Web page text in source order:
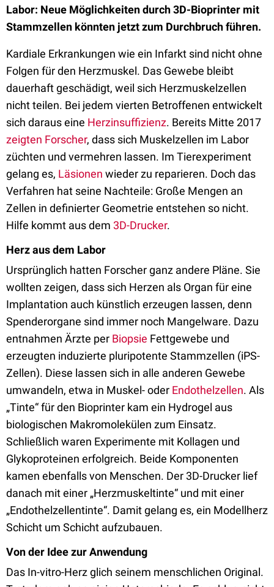
Labor: Neue Möglichkeiten durch 3D-Bioprinter mit
Stammzellen könnten jetzt zum Durchbruch führen.
Kardiale Erkrankungen wie ein Infarkt sind nicht ohne
Folgen für den Herzmuskel. Das Gewebe bleibt
dauerhaft geschädigt, weil sich Herzmuskelzellen
nicht teilen. Bei jedem vierten Betroffenen entwickelt
sich daraus eine Herzinsuffizienz. Bereits Mitte 2017
zeigten Forscher, dass sich Muskelzellen im Labor
züchten und vermehren lassen. Im Tierexperiment
gelang es, Läsionen wieder zu reparieren. Doch das
Verfahren hat seine Nachteile: Große Mengen an
Zellen in definierter Geometrie entstehen so nicht.
Hilfe kommt aus dem 3D-Drucker.
Herz aus dem Labor
Ursprünglich hatten Forscher ganz andere Pläne. Sie
wollten zeigen, dass sich Herzen als Organ für eine
Implantation auch künstlich erzeugen lassen, denn
Spenderorgane sind immer noch Mangelware. Dazu
entnahmen Ärzte per Biopsie Fettgewebe und
erzeugten induzierte pluripotente Stammzellen (iPS-
Zellen). Diese lassen sich in alle anderen Gewebe
umwandeln, etwa in Muskel- oder Endothelzellen. Als
„Tinte“ für den Bioprinter kam ein Hydrogel aus
biologischen Makromolekülen zum Einsatz.
Schließlich waren Experimente mit Kollagen und
Glykoproteinen erfolgreich. Beide Komponenten
kamen ebenfalls von Menschen. Der 3D-Drucker lief
danach mit einer „Herzmuskeltinte“ und mit einer
„Endothelzellentinte“. Damit gelang es, ein Modellherz
Schicht um Schicht aufzubauen.
Von der Idee zur Anwendung
Das In-vitro-Herz glich seinem menschlichen Original.